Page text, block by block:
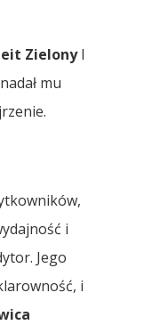
ZielonyI
mu
i
Jego
i